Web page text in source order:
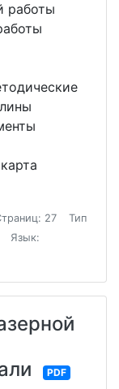
работы
27
Тип
Язык:
PDF